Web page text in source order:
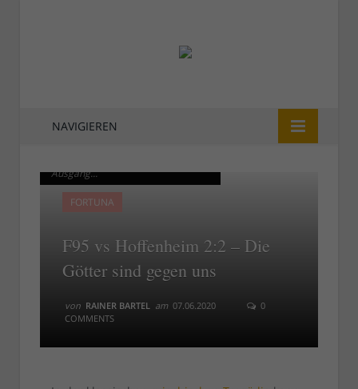
NAVIGIEREN
Ausgang...
FORTUNA
F95 vs Hoffenheim 2:2 – Die
Götter sind gegen uns
von RAINER BARTEL am 07.06.2020
0
COMMENTS
Ausgang...